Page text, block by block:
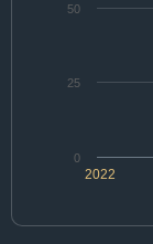
2022
0
25
50